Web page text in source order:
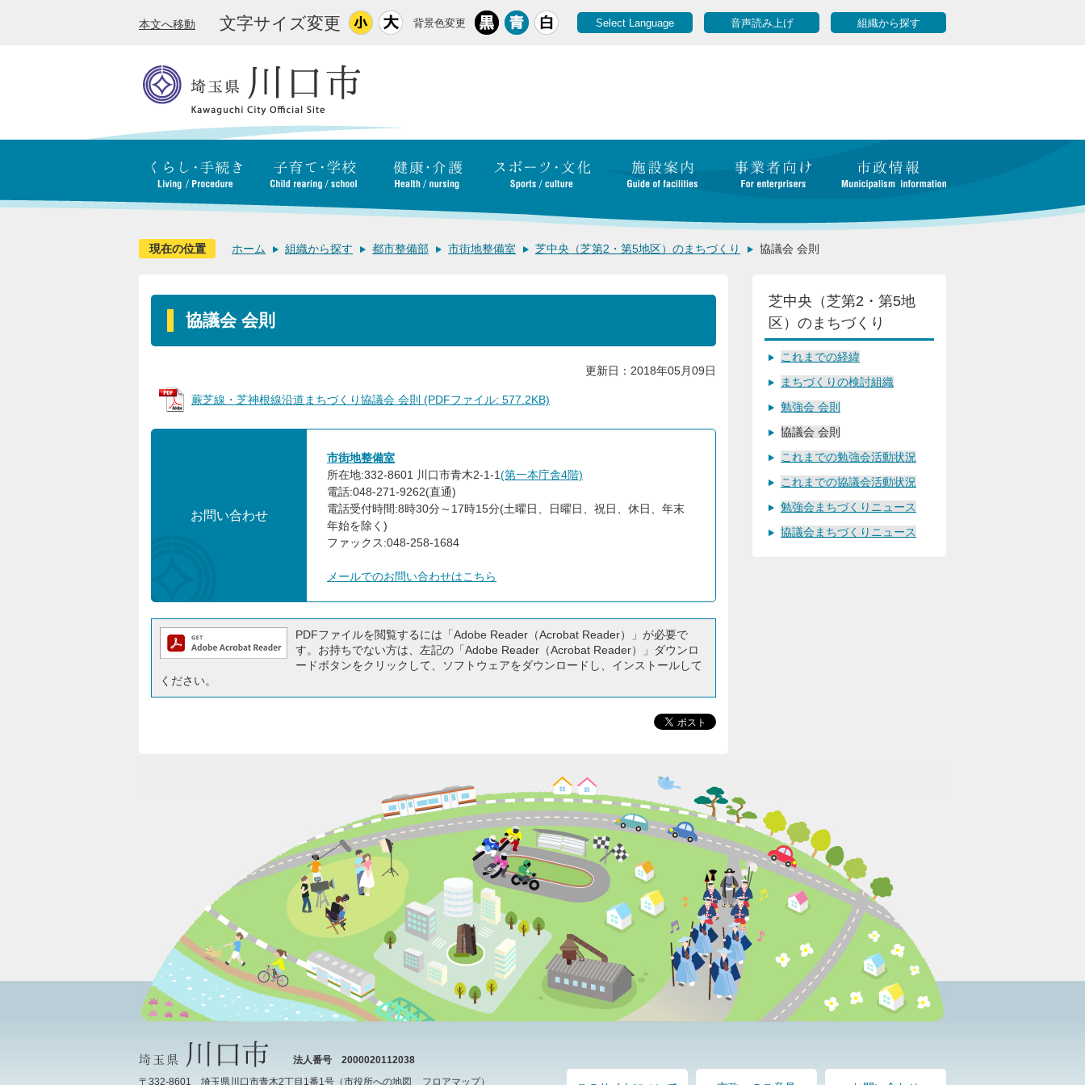
本文へ移動 文字サイズ変更 背景色変更 Select Language 音声読み上げ 組織から探す
現在の位置 ホーム 組織から探す 都市整備部 市街地整備室 芝中央（芝第2・第5地区）のまちづくり 協議会 会則
協議会 会則
更新日：2018年05月09日
蕨芝線・芝神根線沿道まちづくり協議会 会則 (PDFファイル: 577.2KB)
お問い合わせ
市街地整備室
所在地:332-8601 川口市青木2-1-1(第一本庁舎4階)
電話:048-271-9262(直通)
電話受付時間:8時30分～17時15分(土曜日、日曜日、祝日、休日、年末
年始を除く)
ファックス:048-258-1684
メールでのお問い合わせはこちら
PDFファイルを閲覧するには「Adobe Reader（Acrobat Reader）」が必要で
す。お持ちでない方は、左記の「Adobe Reader（Acrobat Reader）」ダウンロ
ードボタンをクリックして、ソフトウェアをダウンロードし、インストールして
ください。
芝中央（芝第2・第5地
区）のまちづくり
これまでの経緯
まちづくりの検討組織
勉強会 会則
協議会 会則
これまでの勉強会活動状況
これまでの協議会活動状況
勉強会まちづくりニュース
協議会まちづくりニュース
法人番号 2000020112038
〒332-8601 埼玉県川口市青木2丁目1番1号（市役所への地図 フロアマップ）